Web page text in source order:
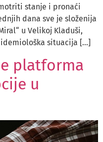
stanje i pronaći
dana sve je složenija
u Velikoj Kladuši,
situacija […]
platforma
u